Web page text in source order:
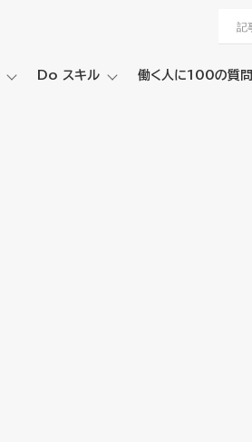
Do スキル 働く人に100の質問